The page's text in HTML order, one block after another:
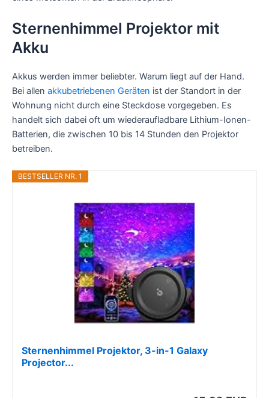
Sternenhimmel Projektor mit
Akku
Akkus werden immer beliebter. Warum liegt auf der Hand.
Bei allen akkubetriebenen Geräten ist der Standort in der
Wohnung nicht durch eine Steckdose vorgegeben. Es
handelt sich dabei oft um wiederaufladbare Lithium-Ionen-
Batterien, die zwischen 10 bis 14 Stunden den Projektor
betreiben.
BESTSELLER NR. 1
Sternenhimmel Projektor, 3-in-1 Galaxy
Projector...